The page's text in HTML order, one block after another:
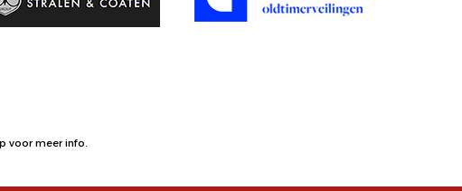
voor meer info.